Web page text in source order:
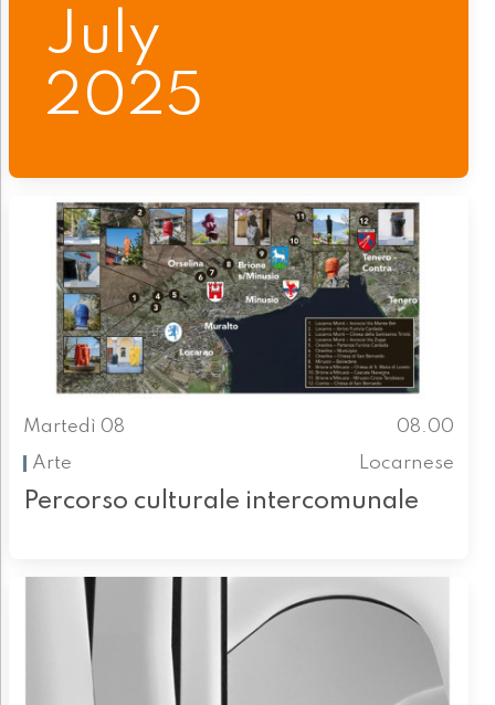
July
2025
Martedì 08
08.00
Arte
Locarnese
Percorso culturale intercomunale